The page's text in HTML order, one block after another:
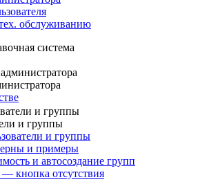
обслуживанию
система
и группы
и группы
и группы
и примеры
и автосоздание групп
кнопка отсутствия